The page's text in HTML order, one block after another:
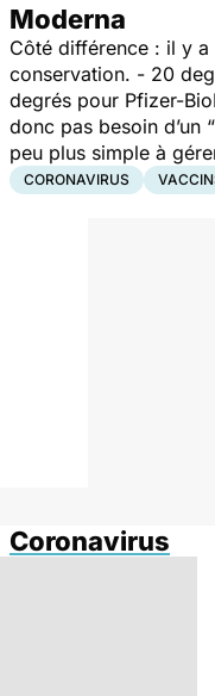
Moderna
Côté différence : il y
conservation. - 20
degrés pour Pfizer-
donc pas besoin d’un
peu plus simple à
CORONAVIRUS
Coronavirus